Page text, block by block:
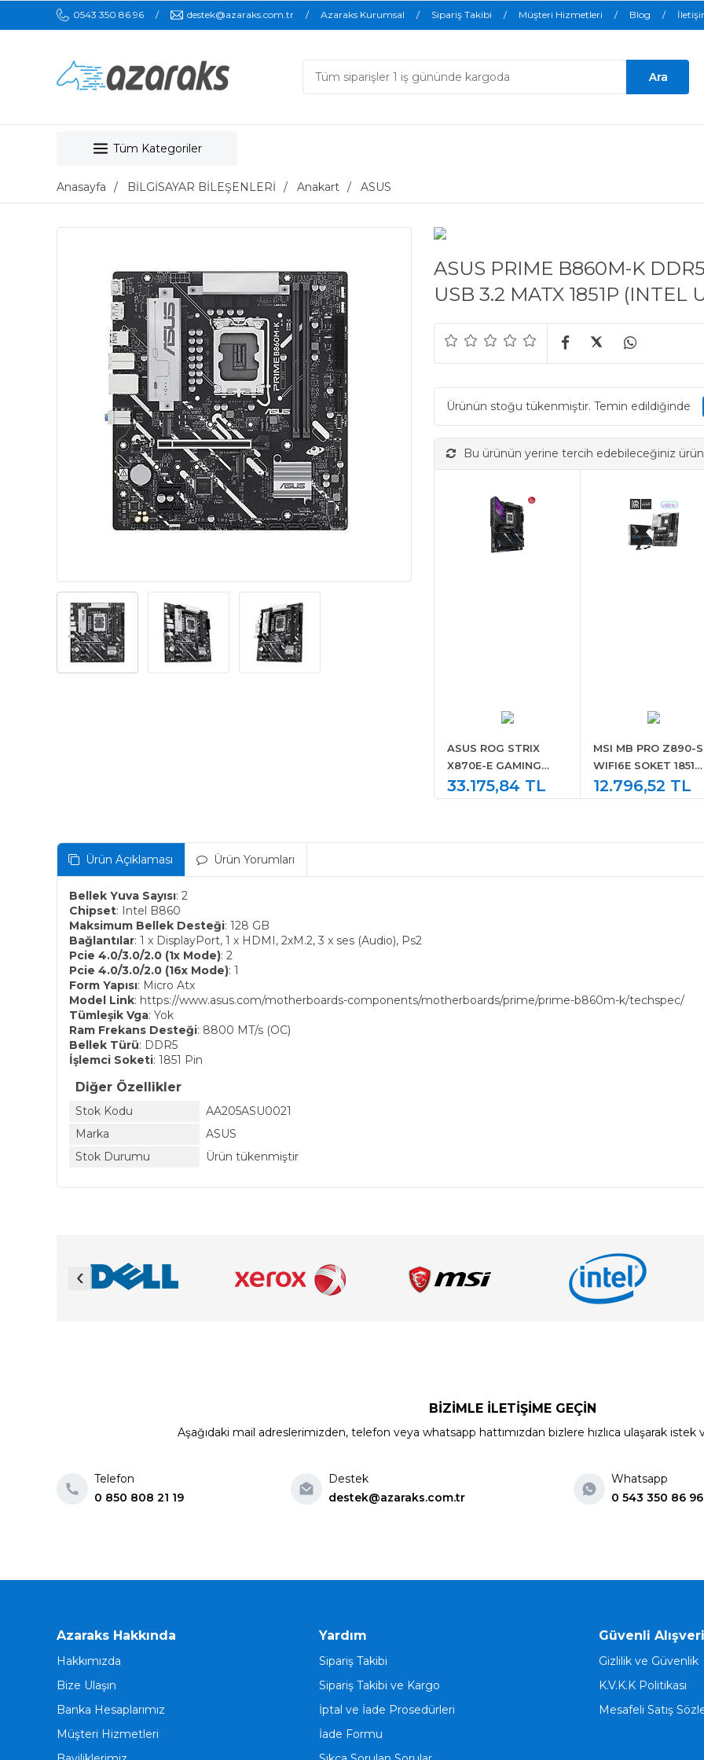
0543 350 86 96 destek@azaraks.com.tr Azaraks Kurumsal Sipariş Takibi Müşteri Hizmetleri Blog
Tüm Kategoriler
Anasayfa BİLGİSAYAR BİLEŞENLERİ Anakart ASUS
ASUS PRIME B860M-K
USB 3.2 MATX 1851P (INTEL
Ürünün stoğu tükenmiştir. Temin edildiğinde
Bu ürünün yerine tercih edebileceğiniz
ASUS ROG STRIX
X870E-E GAMING
WIFI7 NEO AMD X870
AM5 DDR5 9000 HDMI
33.175,84 TL
MSI MB PRO Z890-S
WIFI6E SOKET 1851
DDR5 8800MHZ(OC)
USB 20Gbps 3xM.2
12.796,52 TL
Ürün Açıklaması Ürün Yorumları
Bellek Yuva Sayısı: 2
Chipset: Intel B860
Maksimum Bellek Desteği: 128 GB
Bağlantılar: 1 x DisplayPort, 1 x HDMI, 2xM.2, 3 x ses (Audio), Ps2
Pcie 4.0/3.0/2.0 (1x Mode): 2
Pcie 4.0/3.0/2.0 (16x Mode): 1
Form Yapısı: Micro Atx
Model Link: https://www.asus.com/motherboards-components/motherboards/prime/prime-b860m-k/techspec/
Tümleşik Vga: Yok
Ram Frekans Desteği: 8800 MT/s (OC)
Bellek Türü: DDR5
İşlemci Soketi: 1851 Pin
Diğer Özellikler
Stok Kodu
AA205ASU0021
Marka
ASUS
Stok Durumu
Ürün tükenmiştir
‹
BİZİMLE İLETİŞİME GEÇİN
Aşağıdaki mail adreslerimizden, telefon veya whatsapp hattımızdan bizlere hızlıca ulaşarak istek
Telefon
0 850 808 21 19
Destek
destek@azaraks.com.tr
Whatsapp
0 543 350 86 96
Azaraks Hakkında
Hakkımızda
Bize Ulaşın
Banka Hesaplarımız
Müşteri Hizmetleri
Yardım
Sipariş Takibi
Sipariş Takibi ve Kargo
İptal ve İade Prosedürleri
İade Formu
Güvenli
Gizlilik ve Güvenlik
K.V.K.K Politikası
Mesafeli Satış